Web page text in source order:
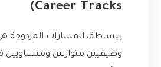
Career Tracks)
ببساطة، المسارات المزدوجة
وظيفيين متوازيين ومتساويين